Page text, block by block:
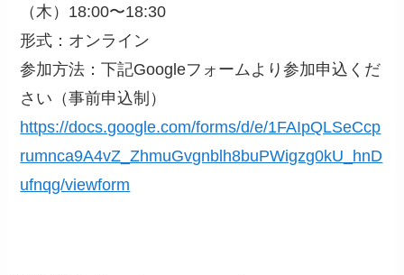
（木）18:00〜18:30
形式：オンライン
参加方法：下記Googleフォームより参加申込くだ
さい（事前申込制）
https://docs.google.com/forms/d/e/1FAIpQLSeCcp
rumnca9A4vZ_ZhmuGvgnblh8buPWigzg0kU_hnD
ufnqg/viewform